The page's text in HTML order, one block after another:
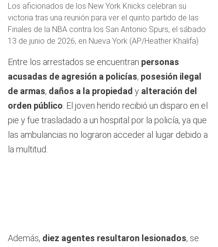
Los aficionados de los New York Knicks celebran su
victoria tras una reunión para ver el quinto partido de las
Finales de la NBA contra los San Antonio Spurs, el sábado
13 de junio de 2026, en Nueva York (AP/Heather Khalifa)
Entre los arrestados se encuentran personas
acusadas de agresión a policías, posesión ilegal
de armas, daños a la propiedad y alteración del
orden público. El joven herido recibió un disparo en el
pie y fue trasladado a un hospital por la policía, ya que
las ambulancias no lograron acceder al lugar debido a
la multitud.
Además, diez agentes resultaron lesionados, se